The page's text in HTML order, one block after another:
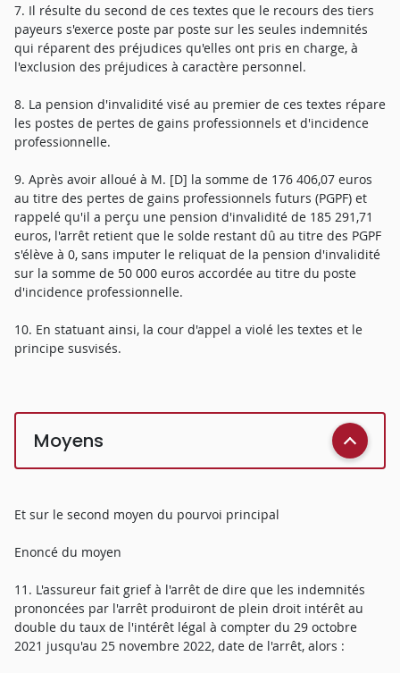
7. Il résulte du second de ces textes que le recours des tiers
payeurs s'exerce poste par poste sur les seules indemnités
qui réparent des préjudices qu'elles ont pris en charge, à
l'exclusion des préjudices à caractère personnel.
8. La pension d'invalidité visé au premier de ces textes répare
les postes de pertes de gains professionnels et d'incidence
professionnelle.
9. Après avoir alloué à M. [D] la somme de 176 406,07 euros
au titre des pertes de gains professionnels futurs (PGPF) et
rappelé qu'il a perçu une pension d'invalidité de 185 291,71
euros, l'arrêt retient que le solde restant dû au titre des PGPF
s'élève à 0, sans imputer le reliquat de la pension d'invalidité
sur la somme de 50 000 euros accordée au titre du poste
d'incidence professionnelle.
10. En statuant ainsi, la cour d'appel a violé les textes et le
principe susvisés.
Moyens
Et sur le second moyen du pourvoi principal
Enoncé du moyen
11. L'assureur fait grief à l'arrêt de dire que les indemnités
prononcées par l'arrêt produiront de plein droit intérêt au
double du taux de l'intérêt légal à compter du 29 octobre
2021 jusqu'au 25 novembre 2022, date de l'arrêt, alors :